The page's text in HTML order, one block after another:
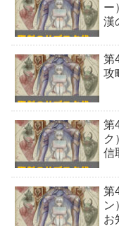
ー
漢
第
攻
第
ク
信
第
ン
お